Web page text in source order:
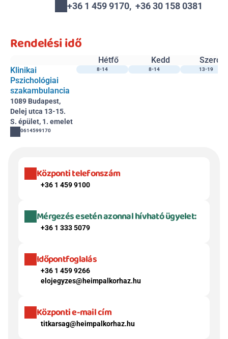
+36 1 459 9170,  +36 30 158 0381
Rendelési idő
Hétfő Kedd
Szerda
Klinikai
Pszichológiai
szakambulancia
1089 Budapest,
Delej utca 13-15.
S. épület, 1. emelet
0614599170
8-14 8-14 13-19
Központi telefonszám
+36 1 459 9100
Mérgezés esetén azonnal hívható ügyelet:
+36 1 333 5079
Időpontfoglalás
+36 1 459 9266
elojegyzes@heimpalkorhaz.hu
Központi e-mail cím
titkarsag@heimpalkorhaz.hu